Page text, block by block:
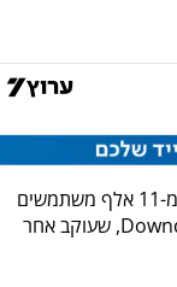
ענקית הסטרימינג נטפליקס מושבתת עבור יותר מ-11 אלף משתמשים
ברחבי ארצות הברית. כך פורסם באתר Downdetector, שעוקב אחר